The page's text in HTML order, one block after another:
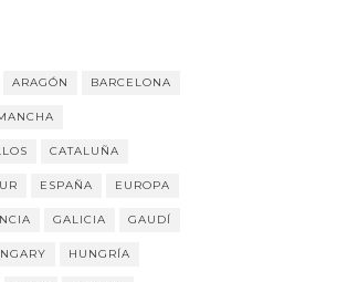
ARAGÓN BARCELONA
CATALUÑA
ESPAÑA EUROPA
GALICIA GAUDÍ
HUNGRÍA